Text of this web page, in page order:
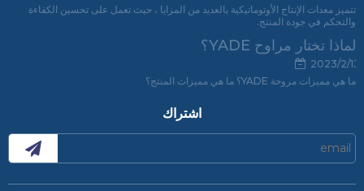
تتميز معدات الإنتاج الأوتوماتيكية بالعديد من المزايا ، حيث تعمل على تحسين الكفاءة
والتحكم في جودة المنتج.
لماذا تختار مراوح YADE؟
2023/2/13
ما هي مميزات مروحة YADE؟ ما هي مميزات المنتج؟
اشتراك